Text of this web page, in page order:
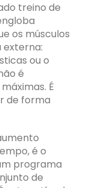
treino de
os músculos
ou o
é
É
de forma
é o
programa
de